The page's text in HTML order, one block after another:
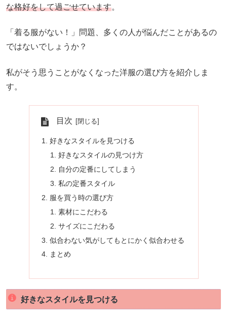
な格好をして過ごせています。
「着る服がない！」問題、多くの人が悩んだことがあるの
ではないでしょうか？
私がそう思うことがなくなった洋服の選び方を紹介しま
す。
目次
好きなスタイルを見つける
好きなスタイルの見つけ方
自分の定番にしてしまう
私の定番スタイル
服を買う時の選び方
素材にこだわる
サイズにこだわる
似合わない気がしてもとにかく似合わせる
まとめ
好きなスタイルを見つける